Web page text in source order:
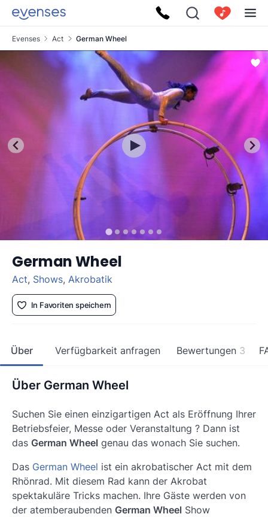
Evenses Act German Wheel
German Wheel
Act, Shows, Akrobatik
In Favoriten speichern
Über Verfügbarkeit anfragen Bewertungen 3
Über German Wheel
Suchen Sie einen einzigartigen Act als Eröffnung Ihrer
Betriebsfeier, Messe oder Veranstaltung ? Dann ist
das German Wheel genau das wonach Sie suchen.
Das German Wheel ist ein akrobatischer Act mit dem
Rhönrad. Mit diesem Rad kann der Akrobat
spektakuläre Tricks machen. Ihre Gäste werden von
der atemberaubenden German Wheel Show